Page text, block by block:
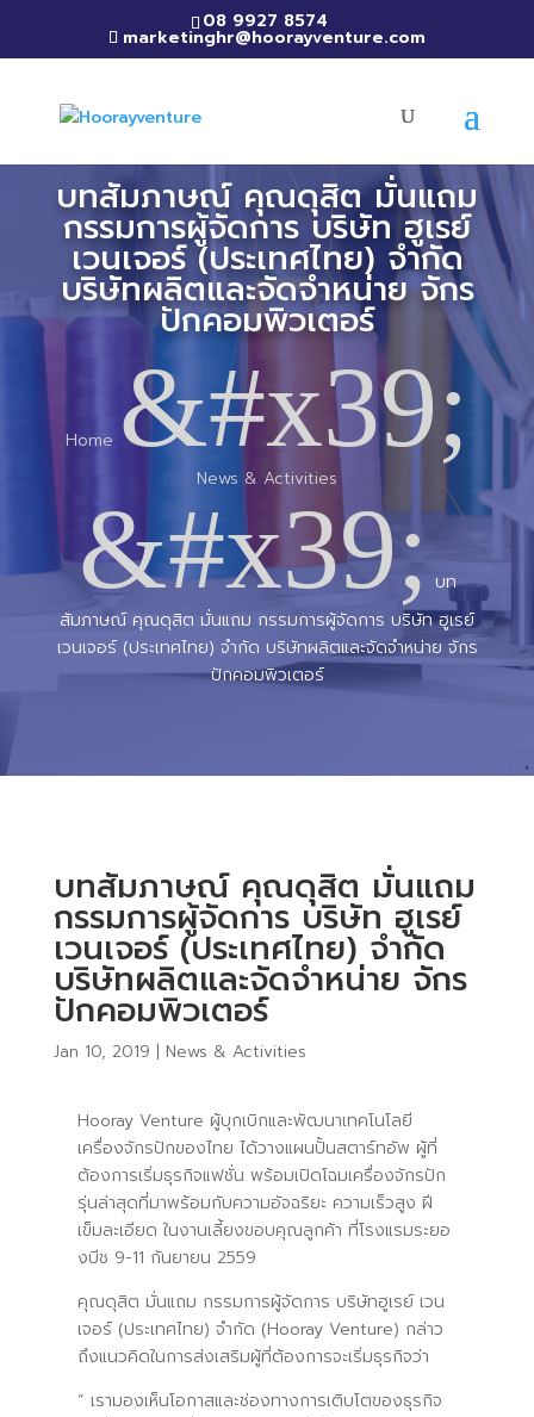
08 9927 8574
marketinghr@hoorayventure.com
บทสัมภาษณ์ คุณดุสิต มั่นแถม
กรรมการผู้จัดการ บริษัท ฮูเรย์
เวนเจอร์ (ประเทศไทย) จำกัด
บริษัทผลิตและจัดจำหน่าย จักร
ปักคอมพิวเตอร์
Home &#x39;
News & Activities
&#x39; บท
สัมภาษณ์ คุณดุสิต มั่นแถม กรรมการผู้จัดการ บริษัท ฮูเรย์
เวนเจอร์ (ประเทศไทย) จำกัด บริษัทผลิตและจัดจำหน่าย จักร
ปักคอมพิวเตอร์
บทสัมภาษณ์ คุณดุสิต มั่นแถม
กรรมการผู้จัดการ บริษัท ฮูเรย์
เวนเจอร์ (ประเทศไทย) จำกัด
บริษัทผลิตและจัดจำหน่าย จักร
ปักคอมพิวเตอร์
Jan 10, 2019 | News & Activities
Hooray Venture ผู้บุกเบิกและพัฒนาเทคโนโลยี
เครื่องจักรปักของไทย ได้วางแผนปั้นสตาร์ทอัพ ผู้ที่
ต้องการเริ่มธุรกิจแฟชั่น พร้อมเปิดโฉมเครื่องจักรปัก
รุ่นล่าสุดที่มาพร้อมกับความอัจฉริยะ ความเร็วสูง ฝี
เข็มละเอียด ในงานเลี้ยงขอบคุณลูกค้า ที่โรงแรมระยอ
งบีช 9-11 กันยายน 2559
คุณดุสิต มั่นแถม กรรมการผู้จัดการ บริษัทฮูเรย์ เวน
เจอร์ (ประเทศไทย) จำกัด (Hooray Venture) กล่าว
ถึงแนวคิดในการส่งเสริมผู้ที่ต้องการจะเริ่มธุรกิจว่า
“ เรามองเห็นโอกาสและช่องทางการเติบโตของธุรกิจ